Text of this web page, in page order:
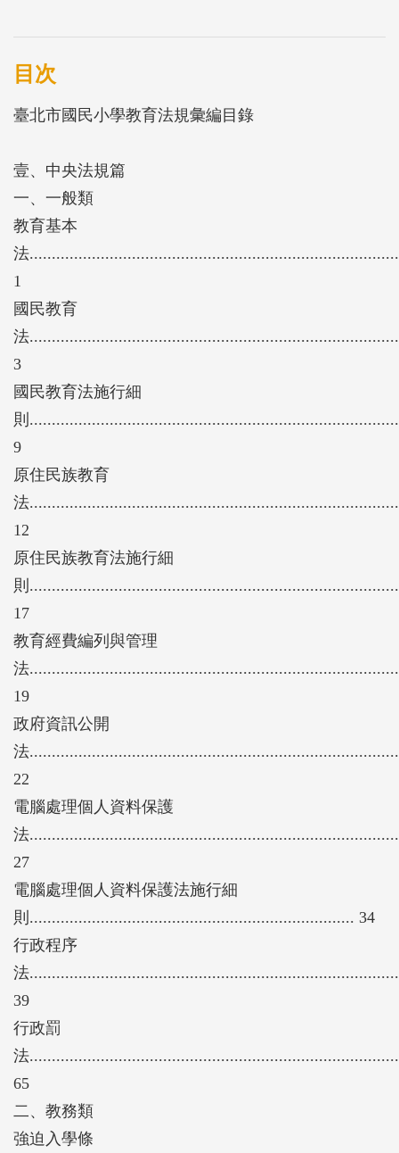
目次
臺北市國民小學教育法規彙編目錄
壹、中央法規篇
一、一般類
教育基本
法
1
國民教育
法
3
國民教育法施行細
則
9
原住民族教育
法
12
原住民族教育法施行細
則
17
教育經費編列與管理
法
19
政府資訊公開
法
22
電腦處理個人資料保護
法
27
電腦處理個人資料保護法施行細
則......................................................................... 34
行政程序
法
39
行政罰
法
65
二、教務類
強迫入學條